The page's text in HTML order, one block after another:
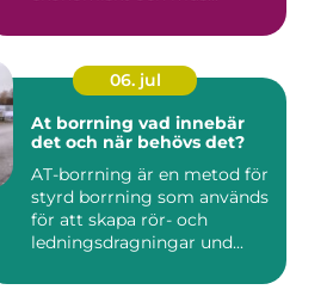
06. jul
At borrning vad innebär
det och när behövs det?
AT-borrning är en metod för
styrd borrning som används
för att skapa rör- och
ledningsdragningar und...